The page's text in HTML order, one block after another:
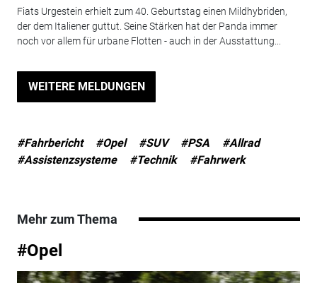
Fiats Urgestein erhielt zum 40. Geburtstag einen Mildhybriden,
der dem Italiener guttut. Seine Stärken hat der Panda immer
noch vor allem für urbane Flotten - auch in der Ausstattung...
WEITERE MELDUNGEN
#Fahrbericht #Opel #SUV #PSA
#Allrad
#Assistenzsysteme
#Technik #Fahrwerk
Mehr zum Thema
#Opel